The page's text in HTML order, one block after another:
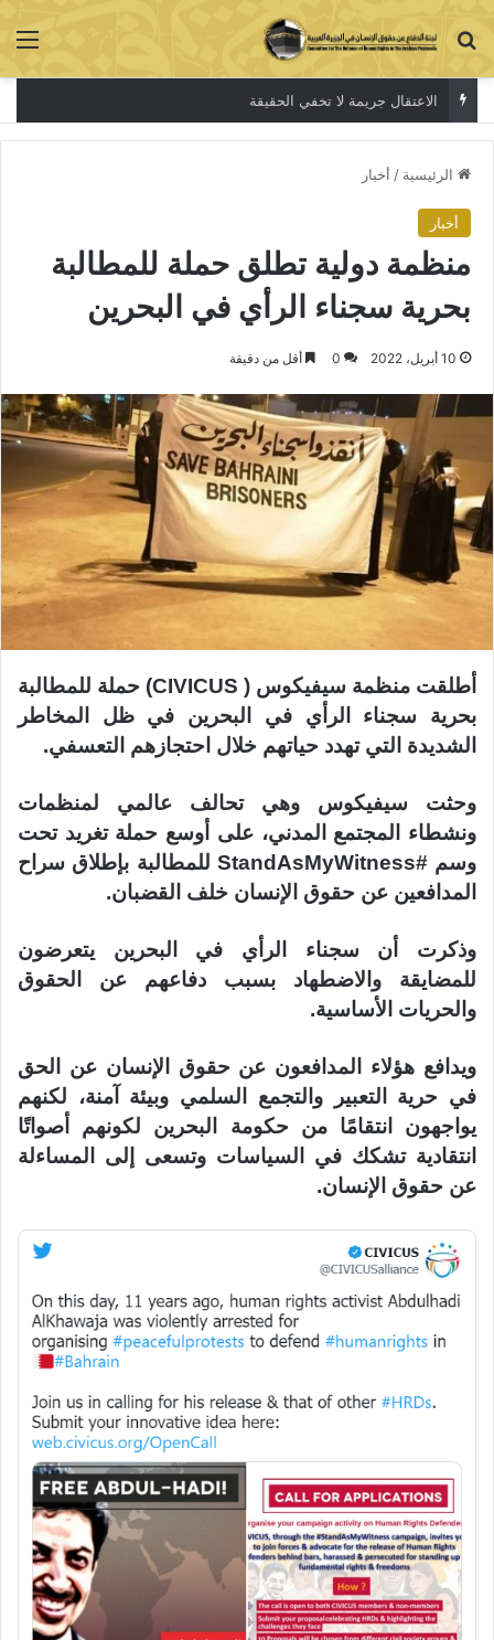
بحث عن
الاعتقال جريمة لا تخفي الحقيقة
الرئيسية / أخبار
أخبار
منظمة دولية تطلق حملة للمطالبة
بحرية سجناء الرأي في البحرين
10 أبريل، 2022 0 أقل من دقيقة
أطلقت منظمة سيفيكوس ( CIVICUS) حملة للمطالبة
بحرية سجناء الرأي في البحرين في ظل المخاطر
الشديدة التي تهدد حياتهم خلال احتجازهم التعسفي.
وحثت سيفيكوس وهي تحالف عالمي لمنظمات
ونشطاء المجتمع المدني، على أوسع حملة تغريد تحت
وسم #StandAsMyWitness للمطالبة بإطلاق سراح
المدافعين عن حقوق الإنسان خلف القضبان.
وذكرت أن سجناء الرأي في البحرين يتعرضون
للمضايقة والاضطهاد بسبب دفاعهم عن الحقوق
والحريات الأساسية.
ويدافع هؤلاء المدافعون عن حقوق الإنسان عن الحق
في حرية التعبير والتجمع السلمي وبيئة آمنة، لكنهم
يواجهون انتقامًا من حكومة البحرين لكونهم أصواتًا
انتقادية تشكك في السياسات وتسعى إلى المساءلة
عن حقوق الإنسان.